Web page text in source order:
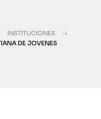
INSTITUCIONES
DE JOVENES